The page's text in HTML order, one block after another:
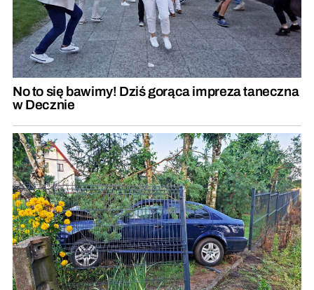
No to się bawimy! Dziś gorąca impreza taneczna
w Decznie